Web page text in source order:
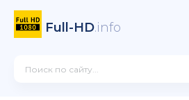
Full-HD.info